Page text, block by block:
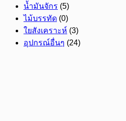
น้ำมันจักร (5)
ไม้บรรทัด (0)
ใยสังเคราะห์ (3)
อุปกรณ์อื่นๆ (24)